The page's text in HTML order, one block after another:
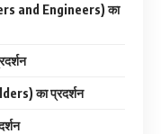
and Engineers) का
का प्रदर्शन